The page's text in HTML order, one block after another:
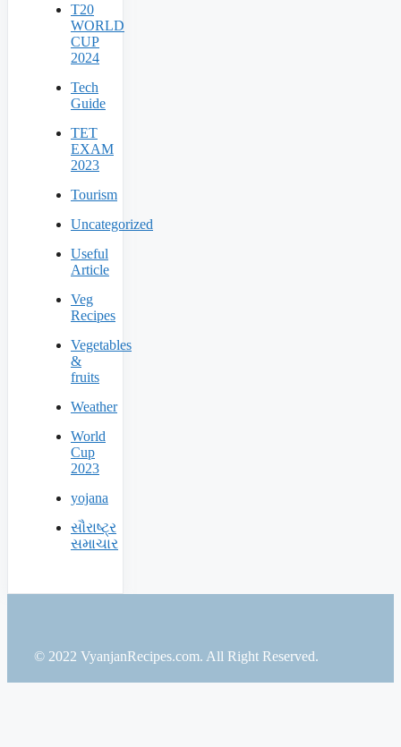
T20
WORLD
CUP
2024
Tech
Guide
TET
EXAM
2023
Tourism
Uncategorized
Useful
Article
Veg
Recipes
Vegetables
&
fruits
Weather
World
Cup
2023
yojana
સૌરાષ્ટ્ર
સમાચાર
© 2022 VyanjanRecipes.com. All Right Reserved.